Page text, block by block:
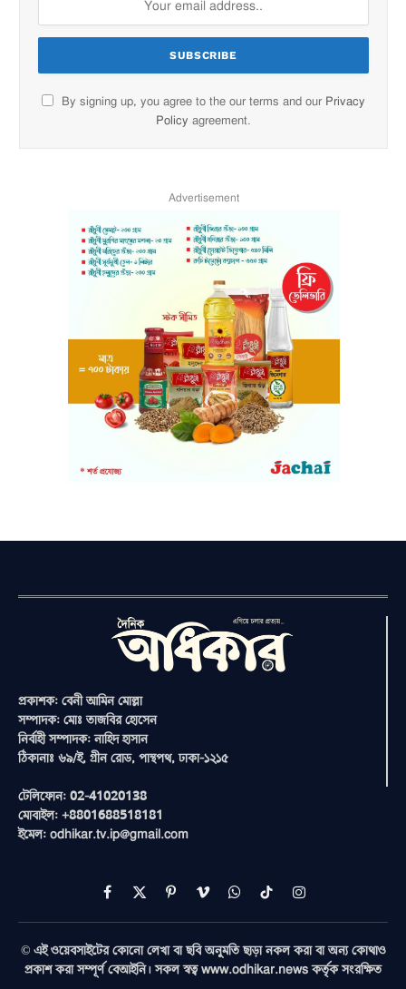
By signing up, you agree to the our terms and our Privacy
Policy agreement.
Advertisement
প্রকাশক: বেনী আমিন মোল্লা
সম্পাদক: মোঃ তাজবির হোসেন
নির্বাহী সম্পাদক: নাহিদ হাসান
ঠিকানাঃ ৬৯/ই, গ্রীন রোড, পান্থপথ, ঢাকা-১২১৫
টেলিফোন: 02-41020138
মোবাইল: +8801688518181
ইমেল: odhikar.tv.ip@gmail.com
Facebook
X
(Twitter)
PinterestVimeoWhatsAppTikTokInstagram
© এই ওয়েবসাইটের কোনো লেখা বা ছবি অনুমতি ছাড়া নকল করা বা অন্য কোথাও
প্রকাশ করা সম্পূর্ণ বেআইনি। সকল স্বত্ব www.odhikar.news কর্তৃক সংরক্ষিত